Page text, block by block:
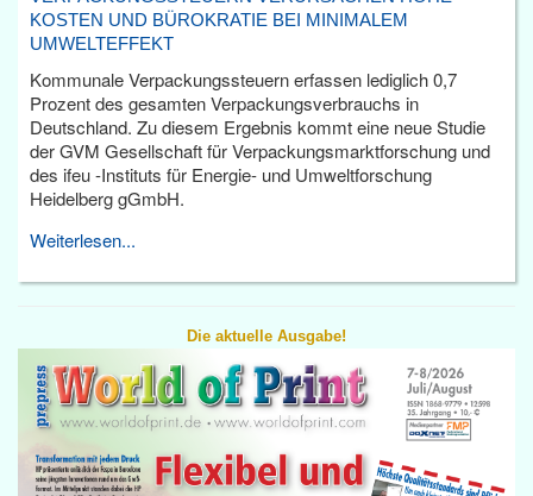
KOSTEN UND BÜROKRATIE BEI MINIMALEM
UMWELTEFFEKT
Kommunale Verpackungssteuern erfassen lediglich 0,7
Prozent des gesamten Verpackungsverbrauchs in
Deutschland. Zu diesem Ergebnis kommt eine neue Studie
der GVM Gesellschaft für Verpackungsmarktforschung und
des ifeu -Instituts für Energie- und Umweltforschung
Heidelberg gGmbH.
Weiterlesen...
Die aktuelle Ausgabe!